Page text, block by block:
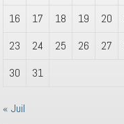
16
17 18 19 20
23
24 25 26 27
30
31
« Juil